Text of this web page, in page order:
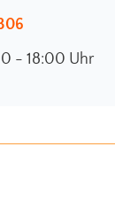
- 18:00 Uhr